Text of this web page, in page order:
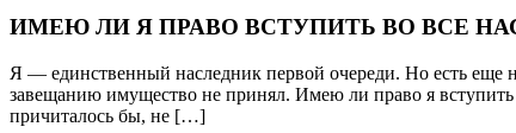
ИМЕЮ ЛИ Я ПРАВО ВСТУПИТЬ ВО ВСЕ
Я — единственный наследник первой очереди. Но есть еще
завещанию имущество не принял. Имею ли право я вступить
причиталось бы, не […]